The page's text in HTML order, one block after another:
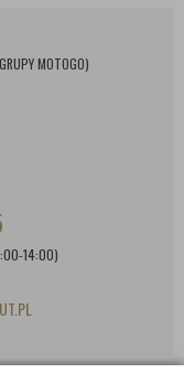
MOTOGO)
14:00)